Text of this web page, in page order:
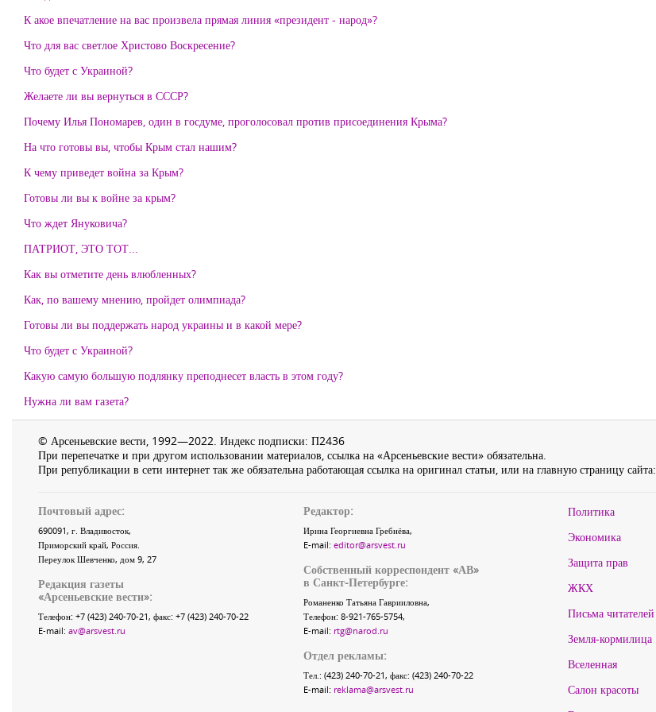
К акое впечатление на вас произвела прямая линия «президент - народ»?
Что для вас светлое Христово Воскресение?
Что будет с Украиной?
Желаете ли вы вернуться в СССР?
Почему Илья Пономарев, один в госдуме, проголосовал против присоединения Крыма?
На что готовы вы, чтобы Крым стал нашим?
К чему приведет война за Крым?
Готовы ли вы к войне за крым?
Что ждет Януковича?
ПАТРИОТ, ЭТО ТОТ...
Как вы отметите день влюбленных?
Как, по вашему мнению, пройдет олимпиада?
Готовы ли вы поддержать народ украины и в какой мере?
Что будет с Украиной?
Какую самую большую подлянку преподнесет власть в этом году?
Нужна ли вам газета?
© Арсеньевские вести, 1992—2022. Индекс подписки: П2436
При перепечатке и при другом использовании материалов, ссылка на «Арсеньевские вести» обязательна.
При републикации в сети интернет так же обязательна работающая ссылка на оригинал статьи, или на главную страницу сайта:
Почтовый адрес:
690091, г. Владивосток,
Приморский край, Россия.
Переулок Шевченко, дом 9, 27
Редакция газеты
«Арсеньевские вести»:
Телефон: +7 (423) 240-70-21, факс: +7 (423) 240-70-22
E-mail: av@arsvest.ru
Редактор:
Ирина Георгиевна Гребнёва,
E-mail: editor@arsvest.ru
Собственный корреспондент «АВ»
в Санкт-Петербурге:
Романенко Татьяна Гаврииловна,
Телефон: 8-921-765-5754,
E-mail: rtg@narod.ru
Отдел рекламы:
Тел.: (423) 240-70-21, факс: (423) 240-70-22
E-mail: reklama@arsvest.ru
Политика
Экономика
Защита прав
ЖКХ
Письма читателей
Земля-кормилица
Вселенная
Салон красоты